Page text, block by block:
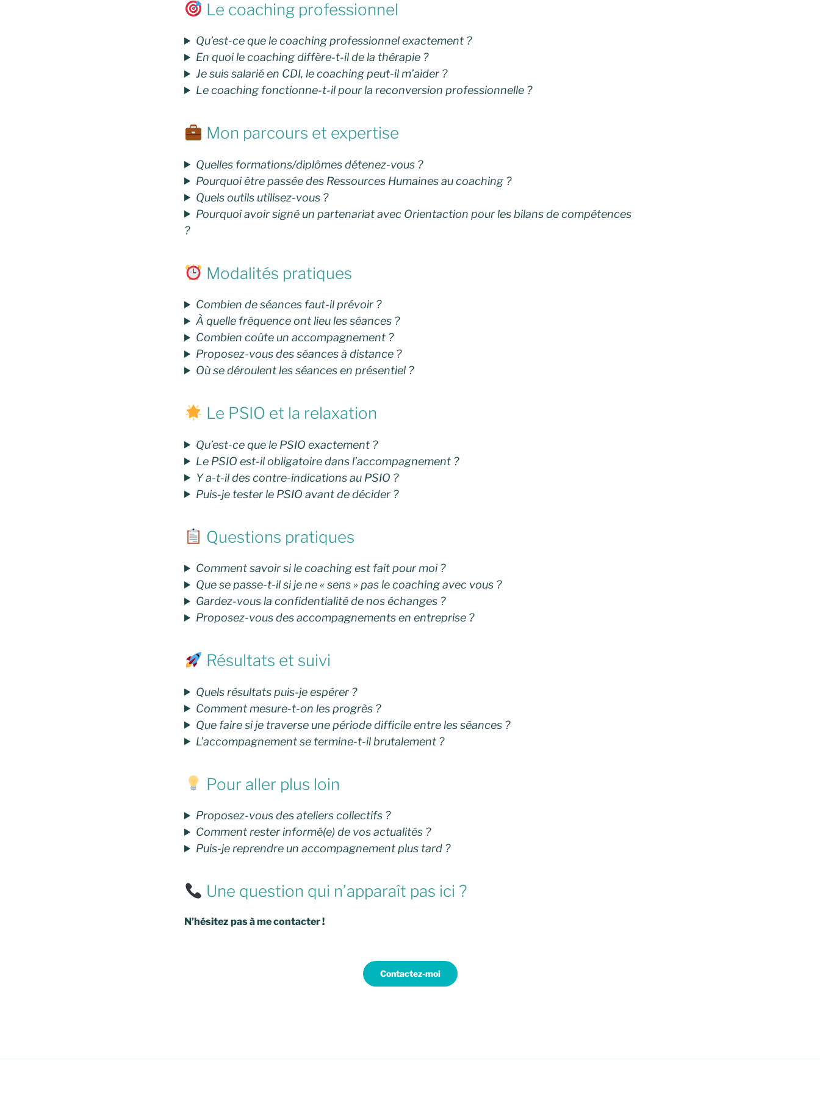
Le coaching professionnel
Qu’est-ce que le coaching professionnel exactement ?
En quoi le coaching diffère-t-il de la thérapie ?
Je suis salarié en CDI, le coaching peut-il m’aider ?
Le coaching fonctionne-t-il pour la reconversion professionnelle ?
Mon parcours et expertise
Quelles formations/diplômes détenez-vous ?
Pourquoi être passée des Ressources Humaines au coaching ?
Quels outils utilisez-vous ?
Pourquoi avoir signé un partenariat avec Orientaction pour les bilans de compétences
?
Modalités pratiques
Combien de séances faut-il prévoir ?
À quelle fréquence ont lieu les séances ?
Combien coûte un accompagnement ?
Proposez-vous des séances à distance ?
Où se déroulent les séances en présentiel ?
Le PSIO et la relaxation
Qu’est-ce que le PSIO exactement ?
Le PSIO est-il obligatoire dans l’accompagnement ?
Y a-t-il des contre-indications au PSIO ?
Puis-je tester le PSIO avant de décider ?
Questions pratiques
Comment savoir si le coaching est fait pour moi ?
Que se passe-t-il si je ne « sens » pas le coaching avec vous ?
Gardez-vous la confidentialité de nos échanges ?
Proposez-vous des accompagnements en entreprise ?
Résultats et suivi
Quels résultats puis-je espérer ?
Comment mesure-t-on les progrès ?
Que faire si je traverse une période difficile entre les séances ?
L’accompagnement se termine-t-il brutalement ?
Pour aller plus loin
Proposez-vous des ateliers collectifs ?
Comment rester informé(e) de vos actualités ?
Puis-je reprendre un accompagnement plus tard ?
Une question qui n’apparaît pas ici ?
N’hésitez pas à me contacter !
Contactez-moi